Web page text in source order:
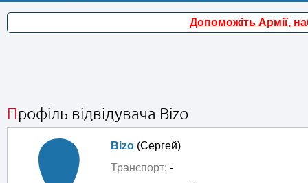
Допоможіть Армії,
Профіль відвідувача Bizo
Bizo (Сергей)
Транспорт: -